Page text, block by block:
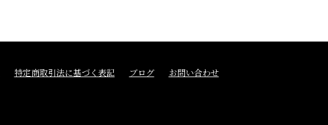
特定商取引法に基づく表記 ブログ お問い合わせ